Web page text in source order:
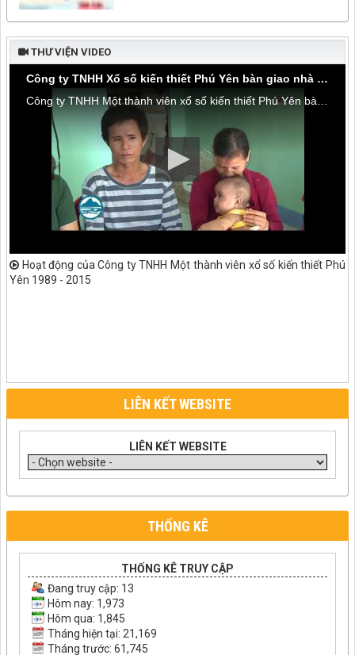
THƯ VIỆN VIDEO
Công ty TNHH Xổ số kiến thiết Phú Yên bàn giao nhà tình thương tại thôn Hòa Đa, xã An Mỹ
Hoạt động của Công ty TNHH Một thành viên xổ số kiến thiết Phú
Yên 1989 - 2015
LIÊN KẾT WEBSITE
LIÊN KẾT WEBSITE
THỐNG KÊ
THỐNG KÊ TRUY CẬP
Đang truy cập: 13
Hôm nay: 1,973
Hôm qua: 1,845
Tháng hiện tại: 21,169
Tháng trước: 61,745